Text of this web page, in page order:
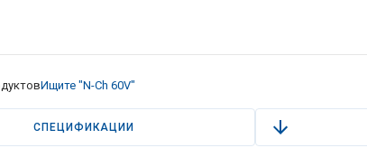
Ищите "N-Ch 60V"
СПЕЦИФИКАЦИИ